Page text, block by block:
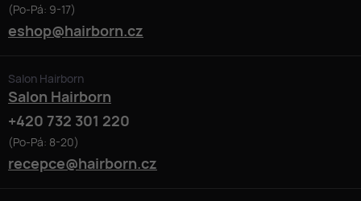
(Po-Pá: 9-17)
eshop@hairborn.cz
Salon Hairborn
Salon Hairborn
+420 732 301 220
(Po-Pá: 8-20)
recepce@hairborn.cz